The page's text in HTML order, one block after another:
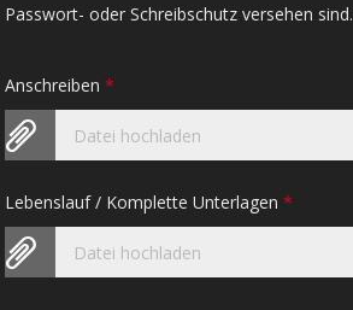
Passwort- oder Schreibschutz versehen sind.
Anschreiben*
Datei hochladen
Lebenslauf / Komplette Unterlagen*
Datei hochladen